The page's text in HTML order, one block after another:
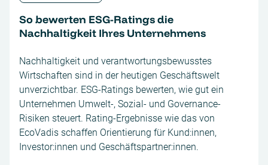
So bewerten ESG-Ratings die
Nachhaltigkeit Ihres Unternehmens
Nachhaltigkeit und verantwortungsbewusstes
Wirtschaften sind in der heutigen Geschäftswelt
unverzichtbar. ESG-Ratings bewerten, wie gut ein
Unternehmen Umwelt-, Sozial- und Governance-
Risiken steuert. Rating-Ergebnisse wie das von
EcoVadis schaffen Orientierung für Kund:innen,
Investor:innen und Geschäftspartner:innen.